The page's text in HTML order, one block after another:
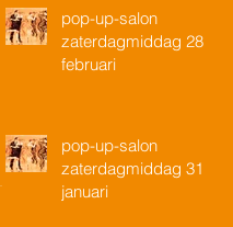
pop-up-salon
zaterdagmiddag 28
februari
pop-up-salon
zaterdagmiddag 31
januari